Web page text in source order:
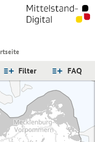
FAQ
Filter